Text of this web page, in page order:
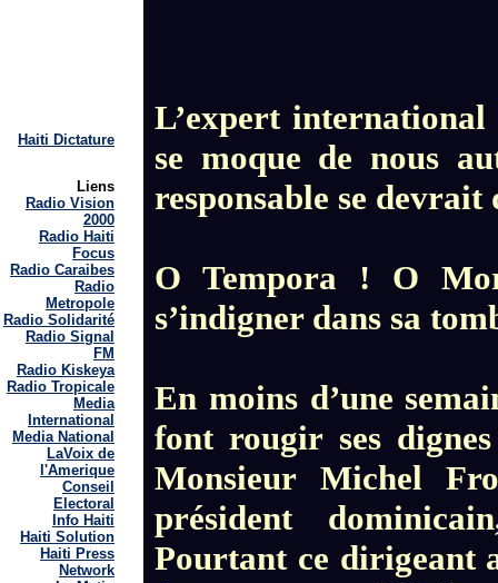
Haiti Dictature
Liens
Radio Vision
2000
Radio Haiti
Focus
Radio Caraibes
Radio
Metropole
Radio Solidarité
Radio Signal
FM
Radio Kiskeya
Radio Tropicale
Media
International
Media National
LaVoix de
l'Amerique
Conseil
Electoral
Info Haiti
Haiti Solution
Haiti Press
Network
L’expert
se moque de nous
responsable se
O Tempora ! O
s’indigner dans sa
En moins d’une
font rougir ses
Monsieur Michel
président
Pourtant ce dirigeant